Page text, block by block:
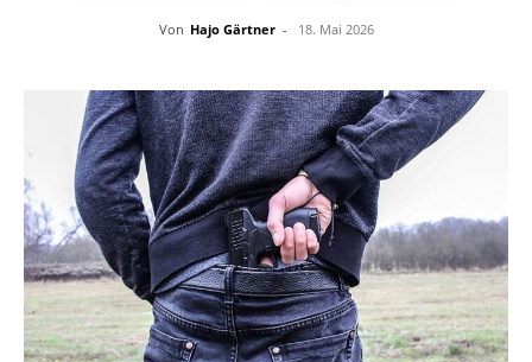
Von Hajo Gärtner - 18. Mai 2026